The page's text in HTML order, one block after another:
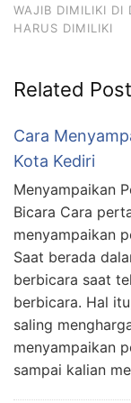
WAJIB DIMILIKI DI
HARUS DIMILIKI
Related
Cara
Kota Kediri
Menyampaikan
Bicara Cara
menyampaikan
Saat berada
berbicara saat
berbicara. Hal
saling
menyampaikan
sampai kalian